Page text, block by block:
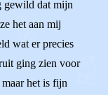
gewild dat mijn
het aan mij
wat er precies
ging zien voor
het is fijn